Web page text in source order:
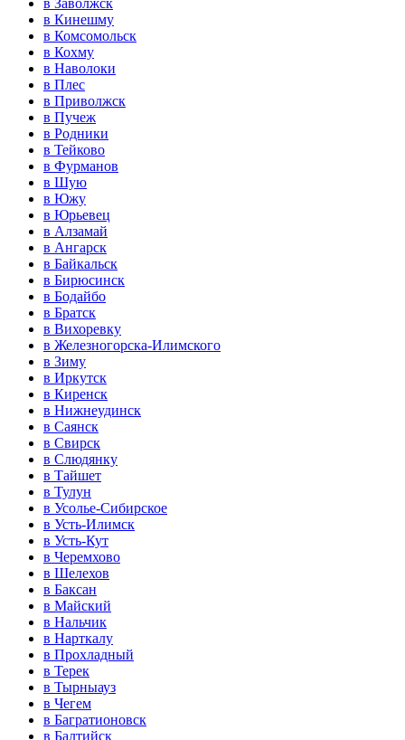
в Кинешму
в Комсомольск
в Кохму
в Наволоки
в Плес
в Приволжск
в Пучеж
в Родники
в Тейково
в Фурманов
в Шую
в Южу
в Юрьевец
в Алзамай
в Ангарск
в Байкальск
в Бирюсинск
в Бодайбо
в Братск
в Вихоревку
в Железногорска-Илимского
в Зиму
в Иркутск
в Киренск
в Нижнеудинск
в Саянск
в Свирск
в Слюдянку
в Тайшет
в Тулун
в Усолье-Сибирское
в Усть-Илимск
в Усть-Кут
в Черемхово
в Шелехов
в Баксан
в Майский
в Нальчик
в Нарткалу
в Прохладный
в Терек
в Тырныауз
в Чегем
в Багратионовск
в Балтийск